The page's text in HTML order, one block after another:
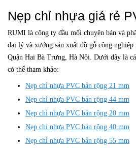
Nẹp chỉ nhựa giá rẻ
RUMI là công ty đầu mối chuyên bán và
đại lý và xưởng sản xuất đồ gỗ công
Quận Hai Bà Trưng, Hà Nội. Dưới đây là
có thể tham khảo:
Nẹp chỉ nhựa PVC bản rộng 21 mm
Nẹp chỉ nhựa PVC bản rộng 44 mm
Nẹp chỉ nhựa PVC bản rộng 20 mm
Nẹp chỉ nhựa PVC bản rộng 40 mm
Nẹp chỉ nhựa PVC bản rộng 55 mm